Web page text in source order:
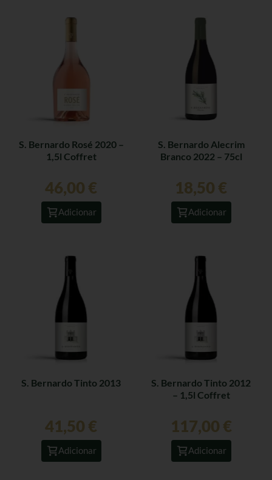
S. Bernardo Rosé 2020 –
1,5l Coffret
46,00 €
Adicionar
S. Bernardo Alecrim
Branco 2022 – 75cl
18,50 €
Adicionar
S. Bernardo Tinto 2013
41,50 €
Adicionar
S. Bernardo Tinto 2012
– 1,5l Coffret
117,00 €
Adicionar